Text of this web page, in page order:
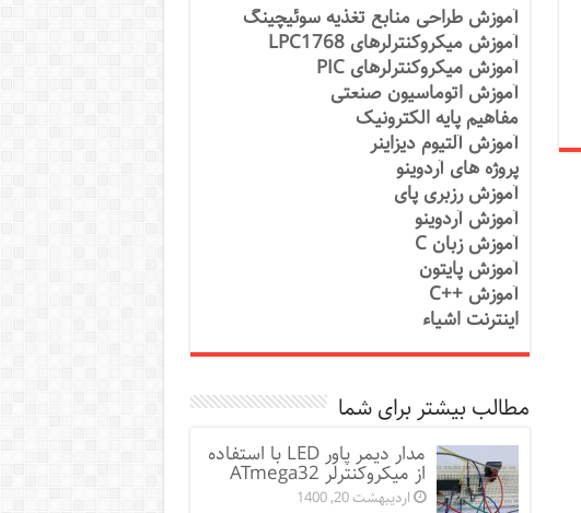
آموزش طراحی منابع تغذیه سوئیچینگ
آموزش میکروکنترلرهای LPC1768
آموزش میکروکنترلرهای PIC
آموزش اتوماسیون صنعتی
مفاهیم پایه الکترونیک
آموزش آلتیوم دیزاینر
پروژه های آردوینو
آموزش رزبری پای
آموزش آردوینو
آموزش زبان C
آموزش پایتون
آموزش ++C
اینترنت اشیاء
مطالب بیشتر برای شما
مدار دیمر پاور LED با استفاده
از میکروکنترلر ATmega32
اردیبهشت 20, 1400